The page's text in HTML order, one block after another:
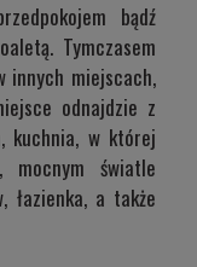
bądź
Tymczasem
innych miejscach,
odnajdzie z
kuchnia, w której
mocnym światle
łazienka, a także